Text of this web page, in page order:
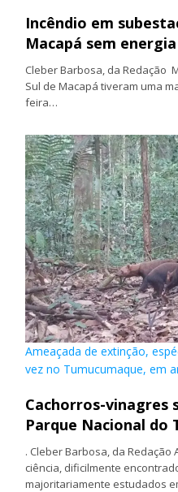
Incêndio em
Macapá sem energia
Cleber Barbosa, da Redação
Sul de Macapá tiveram uma
feira…
Ameaçada de extinção,
vez no Tumucumaque, em
Cachorros-
Parque Nacional do
. Cleber Barbosa, da
ciência, dificilmente
majoritariamente estudados